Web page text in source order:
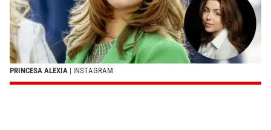
PRINCESA ALEXIA | INSTAGRAM